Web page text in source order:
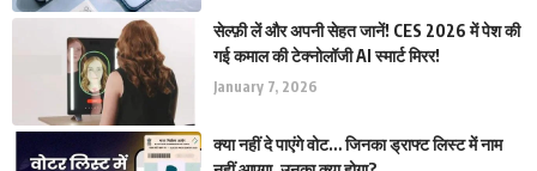
सेल्फ़ी लें और अपनी सेहत जानें! CES 2026 में पेश की
गई कमाल की टेक्नोलॉजी AI स्मार्ट मिरर!
January 7, 2026
क्या नहीं दे पाएंगे वोट… जिनका ड्राफ्ट लिस्ट में नाम